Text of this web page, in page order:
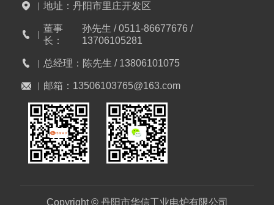
地址： 丹阳市里庄开发区
董事
长：
孙先生 / 0511-86677676 /
13706105281
总经理： 陈先生 / 13806101075
邮箱： 13506103765@163.com
Copyright © 丹阳市华信工业电炉有限公司